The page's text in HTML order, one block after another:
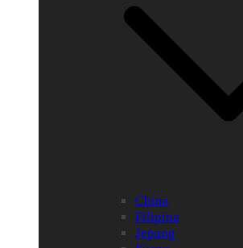
China
Filipina
Jepang